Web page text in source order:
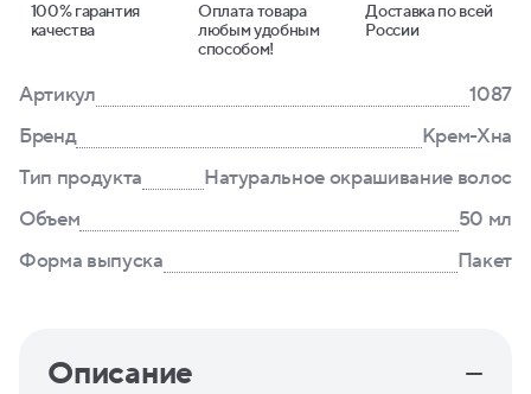
100% гарантия
качества
Оплата товара
любым удобным
способом!
Доставка по всей
России
Артикул
1087
Бренд
Крем-Хна
Тип продукта
Натуральное окрашивание волос
Объем
50 мл
Форма выпуска
Пакет
Описание